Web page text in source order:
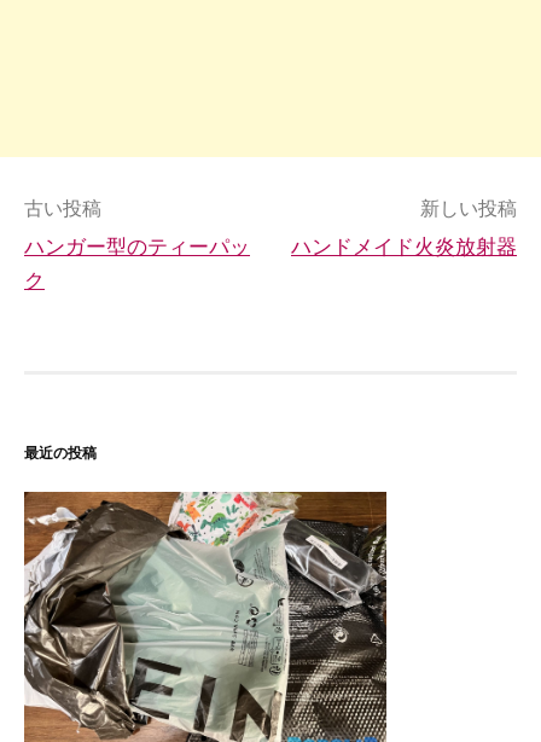
投
稿
ナ
ョ
ン
古い投稿
ハンガー型のティーパッ
ク
新しい投稿
ハンドメイド火炎放射器
最近の投稿